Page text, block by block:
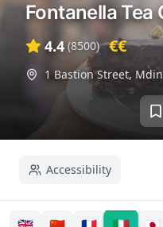
Fontanella Tea
4.4 (8500) €€
1 Bastion Street,
Accessibility